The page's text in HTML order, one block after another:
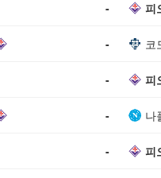
- 피
- 코
- 피
- 나
- 피